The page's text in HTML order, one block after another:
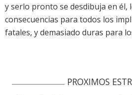
y serlo pronto se desdibuja en él,
consecuencias para todos los
fatales, y demasiado duras para
PROXIMOS